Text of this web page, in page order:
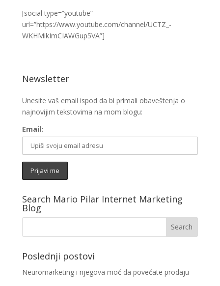
[social type=”youtube”
url=”https://www.youtube.com/channel/UCTZ_-
WKHMikImCIAWGup5VA”]
Newsletter
Unesite vaš email ispod da bi primali obaveštenja o
najnovijim tekstovima na mom blogu:
Email:
Search Mario Pilar Internet Marketing
Blog
Poslednji postovi
Neuromarketing i njegova moć da povećate prodaju